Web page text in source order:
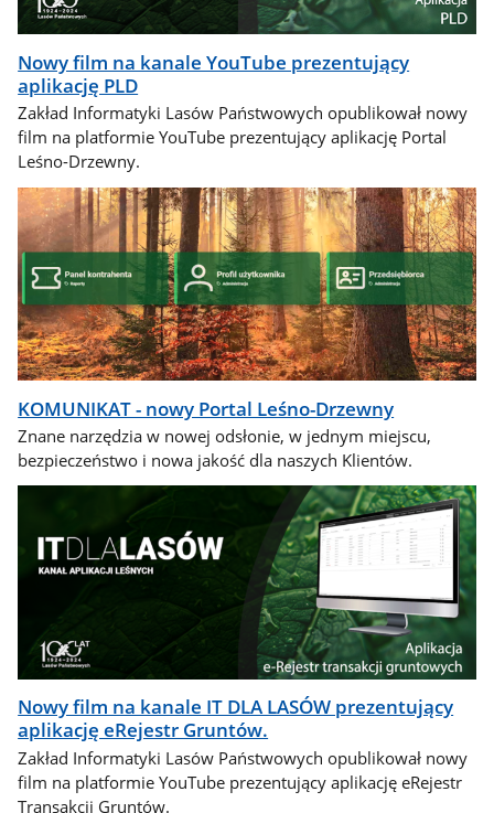
Nowy film na kanale YouTube prezentujący
aplikację PLD
Zakład Informatyki Lasów Państwowych opublikował nowy
film na platformie YouTube prezentujący aplikację Portal
Leśno-Drzewny.
KOMUNIKAT - nowy Portal Leśno-Drzewny
Znane narzędzia w nowej odsłonie, w jednym miejscu,
bezpieczeństwo i nowa jakość dla naszych Klientów.
Nowy film na kanale IT DLA LASÓW prezentujący
aplikację eRejestr Gruntów.
Zakład Informatyki Lasów Państwowych opublikował nowy
film na platformie YouTube prezentujący aplikację eRejestr
Transakcji Gruntów.